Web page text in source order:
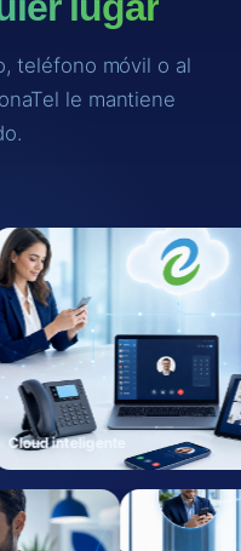
teléfono móvil o al
le mantiene